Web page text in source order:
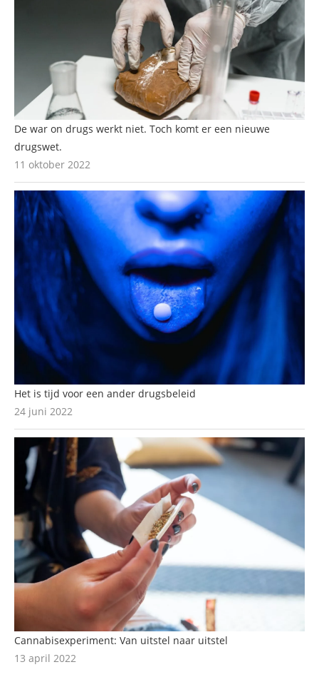
De war on drugs werkt niet. Toch komt er een nieuwe
drugswet.
11 oktober 2022
Het is tijd voor een ander drugsbeleid
24 juni 2022
Cannabisexperiment: Van uitstel naar uitstel
13 april 2022